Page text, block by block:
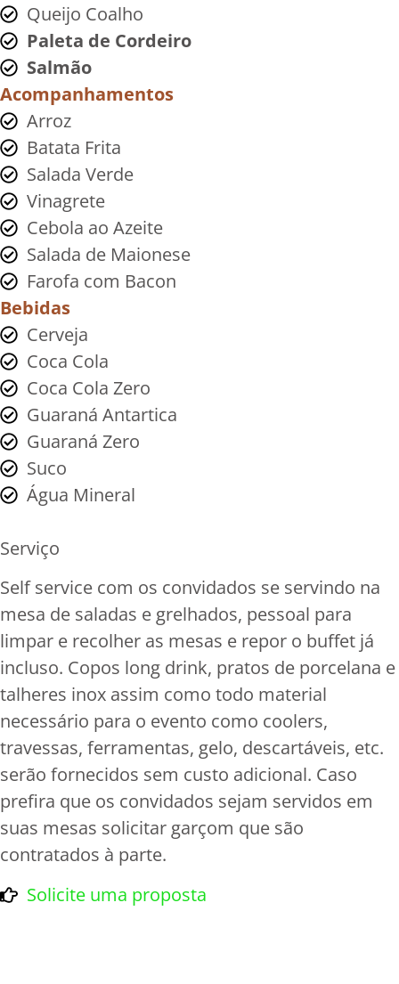
Queijo Coalho
Paleta de Cordeiro
Salmão
Acompanhamentos
Arroz
Batata Frita
Salada Verde
Vinagrete
Cebola ao Azeite
Salada de Maionese
Farofa com Bacon
Bebidas
Cerveja
Coca Cola
Coca Cola Zero
Guaraná Antartica
Guaraná Zero
Suco
Água Mineral
Serviço
Self service com os convidados se servindo na
mesa de saladas e grelhados, pessoal para
limpar e recolher as mesas e repor o buffet já
incluso. Copos long drink, pratos de porcelana e
talheres inox assim como todo material
necessário para o evento como coolers,
travessas, ferramentas, gelo, descartáveis, etc.
serão fornecidos sem custo adicional. Caso
prefira que os convidados sejam servidos em
suas mesas solicitar garçom que são
contratados à parte.
Solicite uma proposta